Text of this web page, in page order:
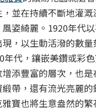
並在持續不斷地灌
姿綺麗。1920年代
，以生動活潑的數量
年代，鑲嵌美鑽或彩
添豐富的層次，也是
帶，還有流光亮麗的
寶也將生意盎然的